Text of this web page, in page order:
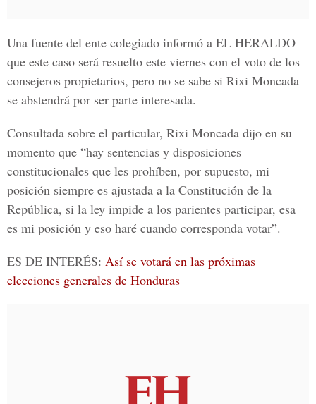
Una fuente del ente colegiado informó a EL HERALDO
que este caso será resuelto este viernes con el voto de los
consejeros propietarios, pero no se sabe si Rixi Moncada
se abstendrá por ser parte interesada.
Consultada sobre el particular, Rixi Moncada dijo en su
momento que “hay sentencias y disposiciones
constitucionales que les prohíben, por supuesto, mi
posición siempre es ajustada a la Constitución de la
República, si la ley impide a los parientes participar, esa
es mi posición y eso haré cuando corresponda votar”.
ES DE INTERÉS: Así se votará en las próximas
elecciones generales de Honduras